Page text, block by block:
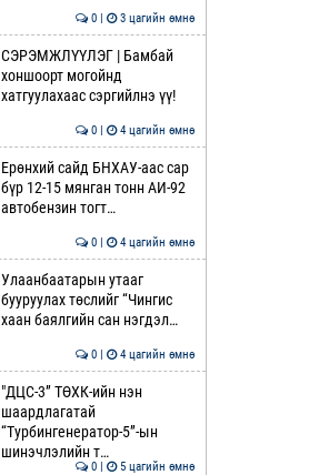
0 | 3 цагийн өмнө
СЭРЭМЖЛҮҮЛЭГ | Бамбай
хоншоорт могойнд
хатгуулахаас сэргийлнэ үү!
0 | 4 цагийн өмнө
Ерөнхий сайд БНХАУ-аас сар
бүр 12-15 мянган тонн АИ-92
автобензин тогт…
0 | 4 цагийн өмнө
Улаанбаатарын утааг
бууруулах төслийг “Чингис
хаан баялгийн сан нэгдэл…
0 | 4 цагийн өмнө
"ДЦС-3” ТӨХК-ийн нэн
шаардлагатай
“Турбингенератор-5”-ын
шинэчлэлийн т…
0 | 5 цагийн өмнө